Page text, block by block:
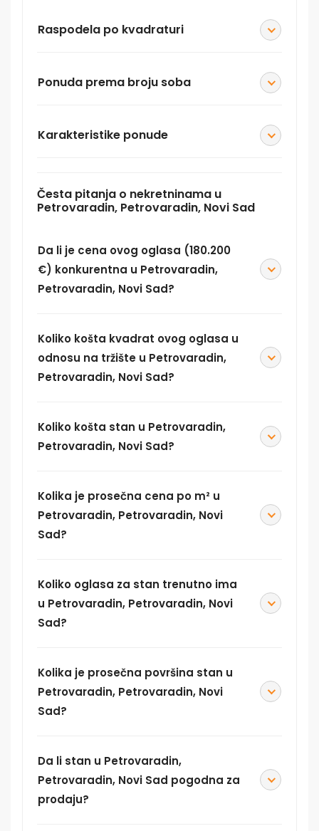
Raspodela po kvadraturi
Ponuda prema broju soba
Karakteristike ponude
Česta pitanja o nekretninama u
Petrovaradin, Petrovaradin, Novi Sad
Da li je cena ovog oglasa (180.200
€) konkurentna u Petrovaradin,
Petrovaradin, Novi Sad?
Koliko košta kvadrat ovog oglasa u
odnosu na tržište u Petrovaradin,
Petrovaradin, Novi Sad?
Koliko košta stan u Petrovaradin,
Petrovaradin, Novi Sad?
Kolika je prosečna cena po m² u
Petrovaradin, Petrovaradin, Novi
Sad?
Koliko oglasa za stan trenutno ima
u Petrovaradin, Petrovaradin, Novi
Sad?
Kolika je prosečna površina stan u
Petrovaradin, Petrovaradin, Novi
Sad?
Da li stan u Petrovaradin,
Petrovaradin, Novi Sad pogodna za
prodaju?